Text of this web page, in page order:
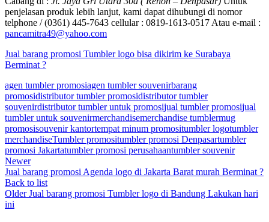
penjelasan produk lebih lanjut, kami dapat dihubungi di nomor
telphone / (0361) 445-7643 cellular : 0819-1613-0517 Atau e-mail :
pancamitra49@yahoo.com
Jual barang promosi Tumbler logo bisa dikirim ke Surabaya
Berminat ?
agen tumbler promosiagen tumbler souvenirbarang
promosidistributor tumbler promosidistributor tumbler
souvenirdistributor tumbler untuk promosijual tumbler promosijual
tumbler untuk souvenirmerchandisemerchandise tumblermug
promosisouvenir kantortempat minum promositumbler logotumbler
merchandiseTumbler promositumbler promosi Denpasartumbler
promosi Jakartatumbler promosi perusahaantumbler souvenir
Newer
Jual barang promosi Agenda logo di Jakarta Barat murah Berminat ?
Back to list
Older Jual barang promosi Tumbler logo di Bandung Lakukan hari
ini